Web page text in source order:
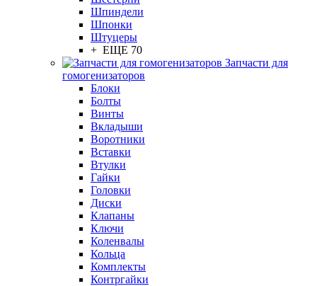
Шпиндели
Шпонки
Штуцеры
+ ЕЩЕ 70
Запчасти для
гомогенизаторов
Блоки
Болты
Винты
Вкладыши
Воротники
Вставки
Втулки
Гайки
Головки
Диски
Клапаны
Ключи
Коленвалы
Кольца
Комплекты
Контргайки